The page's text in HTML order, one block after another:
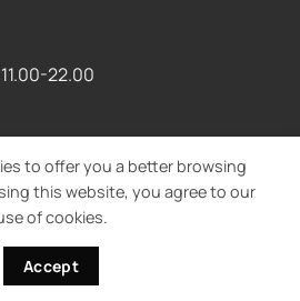
22.00
©stereosis photography
to offer you a better browsing
this website, you agree to our
of cookies.
Accept